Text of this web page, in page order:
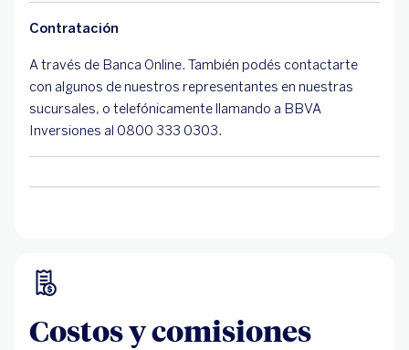
Contratación
A través de Banca Online. También podés contactarte
con algunos de nuestros representantes en nuestras
sucursales, o telefónicamente llamando a BBVA
Inversiones al 0800 333 0303.
Costos y comisiones